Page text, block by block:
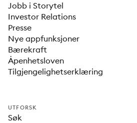
Jobb i Storytel
Investor Relations
Presse
Nye appfunksjoner
Bærekraft
Åpenhetsloven
Tilgjengelighetserklæring
UTFORSK
Søk